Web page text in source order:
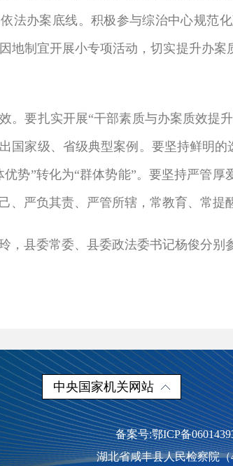
法办案底线。积极参与综治中心规范
地制宜开展小专项活动，切实提升办
。要扎实开展“干部素质与办案质效提
国家级、省级典型案例。要坚持鲜明
优势”转化为“群体势能”。要坚持严管
、严负其责、严管所辖，常教育、常提
，县委常委、县委政法委书记杨俊分
中央国家机关网站
备案号:鄂ICP备
湖北省咸丰县人民检察院（